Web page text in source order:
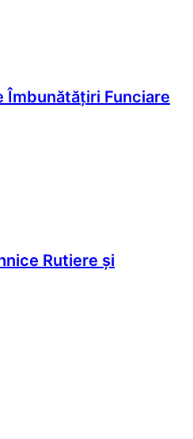
Îmbunătățiri Funciare
Rutiere și